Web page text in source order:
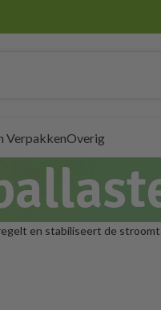
VerpakkenOverig
en stabiliseert de